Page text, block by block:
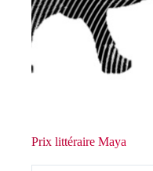
Prix littéraire Maya